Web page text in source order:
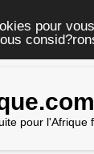
pour
pour l'Afrique